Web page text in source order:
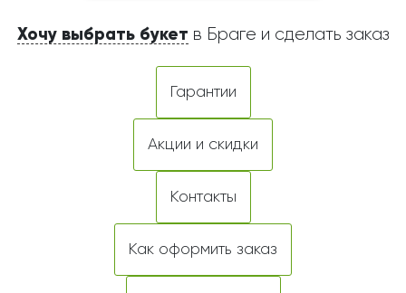
Хочу выбрать букет в Браге и сделать заказ
Гарантии
Акции и скидки
Контакты
Как оформить заказ